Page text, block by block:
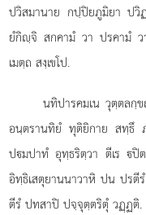
ปวิสมานาย กปฺปิยภูมิยา ป
ยํกิฺจิ สกคามํ วา ปรคามํ
เมตฺถ สงฺเขโป.
นทิปารคมเน วุตฺตล
อนฺตรานทิยํ ทุติยิกาย สทฺ
ปมปาทํ อุทฺธริตฺวา ตีเร ปิ
อิทฺธิเสตุยานนาวาหิ ปน ปรตี
ตีรํ ปทสาปิ ปจฺจุตฺตริตุํ วฏฺฏติ.